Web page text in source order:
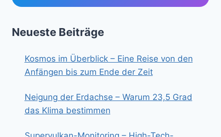
Neueste Beiträge
Kosmos im Überblick – Eine Reise von den
Anfängen bis zum Ende der Zeit
Neigung der Erdachse – Warum 23,5 Grad
das Klima bestimmen